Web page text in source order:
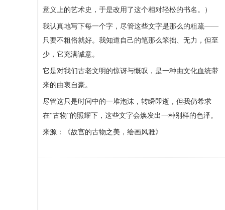
意义上的艺术史，于是改用了这个相对轻松的书名。）
我认真地写下每一个字，尽管这些文字是那么的粗疏——
只要不粗俗就好。我知道自己的笔那么笨拙、无力，但至
少，它充满诚意。
它是对我们古老文明的惊讶与慨叹，是一种由文化血统带
来的由衷自豪。
尽管这只是时间中的一堆泡沫，转瞬即逝，但我仍希求
在“古物”的照耀下，这些文字会焕发出一种别样的色泽。
来源：《故宫的古物之美，绘画风雅》